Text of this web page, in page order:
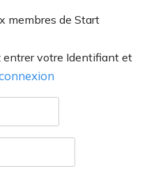
membres de Start
entrer votre Identifiant et